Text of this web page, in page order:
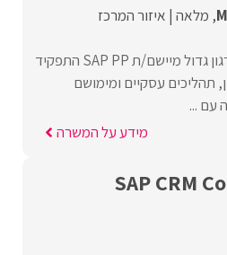
מלאה איזור המרכז
MalamTeam מגייסת לארגון גדול מיישם/ת SAP PP התפקיד
תהליכים עסקיים ומימושם
עם ...
מידע על המשרה
SAP CRM